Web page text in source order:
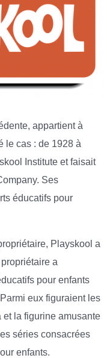
appartient à
le cas : de 1928 à
Institute et faisait
Ses
éducatifs pour
Playskool a
a
pour enfants
eux figuraient les
la figurine amusante
séries consacrées
enfants.